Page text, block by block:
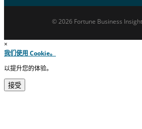
© 2026 Fortune Business
×
我们使用 Cookie。
以提升您的体验。
接受